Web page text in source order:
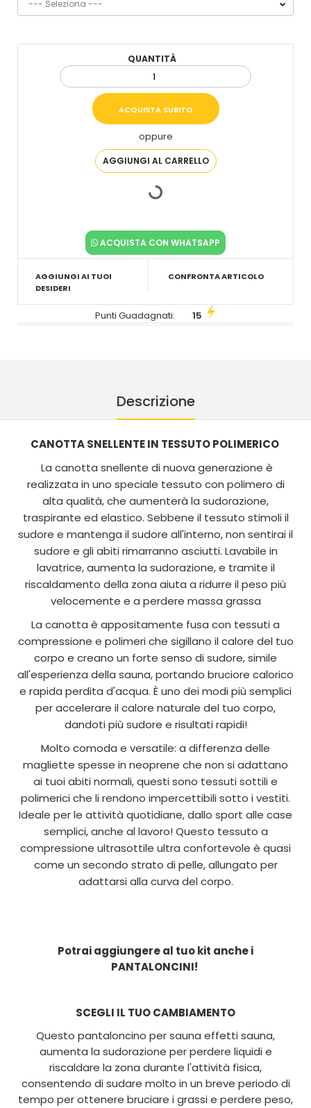
QUANTITÀ
oppure
ACQUISTA CON WHATSAPP
AGGIUNGI AI TUOI
DESIDERI
CONFRONTA ARTICOLO
Punti Guadagnati: 15
Descrizione
CANOTTA SNELLENTE IN TESSUTO POLIMERICO
La canotta snellente di nuova generazione è
realizzata in uno speciale tessuto con polimero di
alta qualità, che aumenterà la sudorazione,
traspirante ed elastico. Sebbene il tessuto stimoli il
sudore e mantenga il sudore all'interno, non sentirai il
sudore e gli abiti rimarranno asciutti. Lavabile in
lavatrice, aumenta la sudorazione, e tramite il
riscaldamento della zona aiuta a ridurre il peso più
velocemente e a perdere massa grassa
La canotta è appositamente fusa con tessuti a
compressione e polimeri che sigillano il calore del tuo
corpo e creano un forte senso di sudore, simile
all'esperienza della sauna, portando bruciore calorico
e rapida perdita d'acqua. È uno dei modi più semplici
per accelerare il calore naturale del tuo corpo,
dandoti più sudore e risultati rapidi!
Molto comoda e versatile: a differenza delle
magliette spesse in neoprene che non si adattano
ai tuoi abiti normali, questi sono tessuti sottili e
polimerici che li rendono impercettibili sotto i vestiti.
Ideale per le attività quotidiane, dallo sport alle case
semplici, anche al lavoro! Questo tessuto a
compressione ultrasottile ultra confortevole è quasi
come un secondo strato di pelle, allungato per
adattarsi alla curva del corpo.
Potrai aggiungere al tuo kit anche i
PANTALONCINI!
SCEGLI IL TUO CAMBIAMENTO
Questo pantaloncino per sauna effetti sauna,
aumenta la sudorazione per perdere liquidi e
riscaldare la zona durante l'attività fisica,
consentendo di sudare molto in un breve periodo di
tempo per ottenere bruciare i grassi e perdere peso,